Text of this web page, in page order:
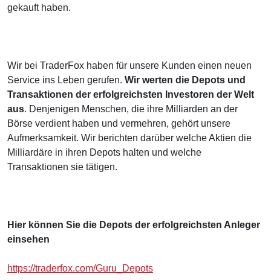
gekauft haben.
Wir bei TraderFox haben für unsere Kunden einen neuen
Service ins Leben gerufen. Wir werten die Depots und
Transaktionen der erfolgreichsten Investoren der Welt
aus. Denjenigen Menschen, die ihre Milliarden an der
Börse verdient haben und vermehren, gehört unsere
Aufmerksamkeit. Wir berichten darüber welche Aktien die
Milliardäre in ihren Depots halten und welche
Transaktionen sie tätigen.
Hier können Sie die Depots der erfolgreichsten Anleger
einsehen
https://traderfox.com/Guru_Depots